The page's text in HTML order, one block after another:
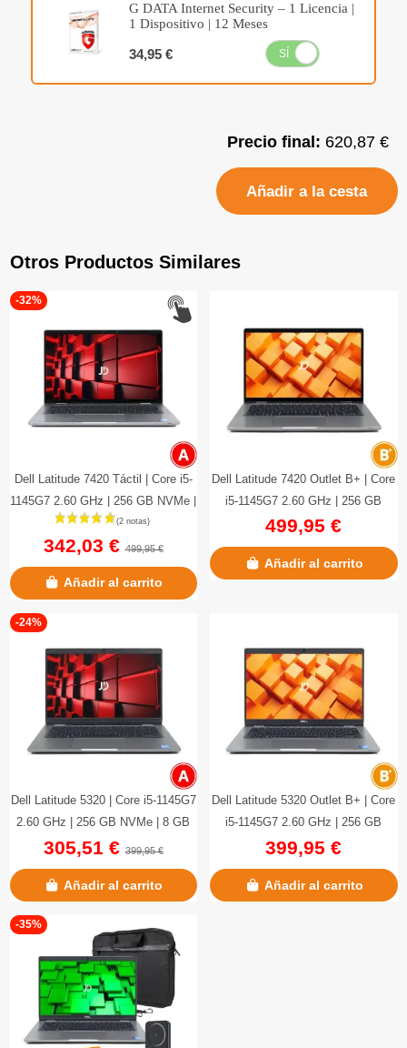
G DATA Internet Security – 1 Licencia |
1 Dispositivo | 12 Meses
34,95 € SÍ
Precio final: 620,87 €
Añadir a la cesta
Otros Productos Similares
-32%
Dell Latitude 7420 Táctil | Core i5-
1145G7 2.60 GHz | 256 GB NVMe |
16 GB LPDDR4 | 14"...
342,03 €499,95 €
Añadir al carrito
Dell Latitude 7420 Outlet B+ | Core
i5-1145G7 2.60 GHz | 256 GB
NVMe | 16 GB LPDDR4 |...
499,95 €
Añadir al carrito
-24%
Dell Latitude 5320 | Core i5-1145G7
2.60 GHz | 256 GB NVMe | 8 GB
DDR4 OnBoard | 13.3"|...
305,51 €399,95 €
Añadir al carrito
Dell Latitude 5320 Outlet B+ | Core
i5-1145G7 2.60 GHz | 256 GB
NVMe | 8 GB DDR4 |...
399,95 €
Añadir al carrito
-35%